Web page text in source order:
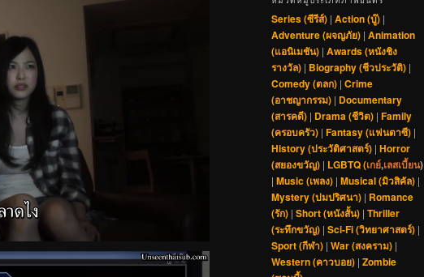
Series (ซีรีส์) | Action (บู๊) |
Adventure (ผจญภัย) | Animation
(แอนิเมชัน) | Awards (หนังชิง
รางวัล) | Biography (ชีวประวัติ) |
Comedy (ตลก) | Crime
(อาชญากรรม) | Documentary
(สารคดี) | Drama (ชีวิต) | Family
(ครอบครัว) | Fantasy (แฟนตาซี) |
History (ประวัติศาสตร์) | Horror
(สยองขวัญ) | LGBTQ (เกย์,เลสเบี้ยน)
| Music (เพลง) | Musical (มิวสิคัล) |
Mystery (ปมปริศนา) | Romance
(รัก) | Short (หนังสั้น) | Thriller
(ระทึกขวัญ) | Sci-Fi (วิทยาศาสตร์) |
Sport (กีฬา) | War (สงคราม) |
Western (คาวบอย) | Zombie